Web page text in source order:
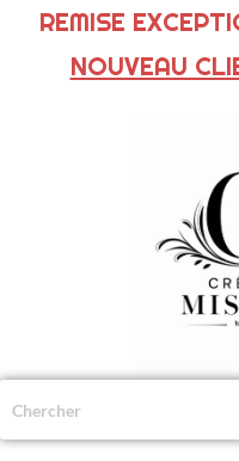
REMISE
NOUVEAU